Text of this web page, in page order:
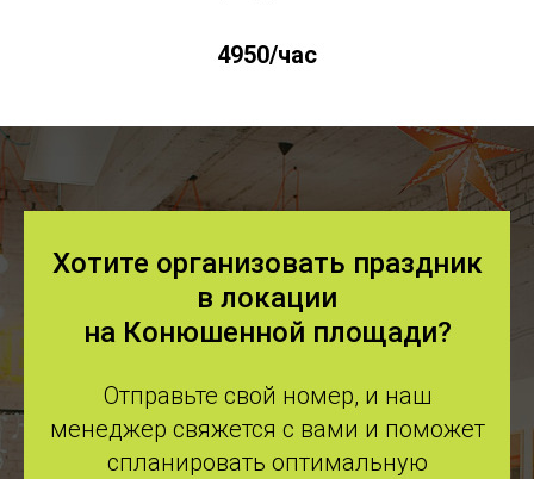
4950/час
Хотите организовать праздник
в локации
на Конюшенной площади?
Отправьте свой номер, и наш
менеджер свяжется с вами и поможет
спланировать оптимальную